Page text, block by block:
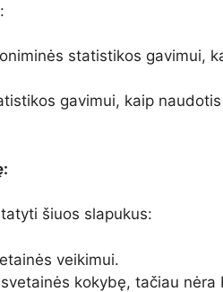
statistikos gavimui,
gavimui, kaip
šiuos slapukus:
veikimui.
kokybę, tačiau nėra